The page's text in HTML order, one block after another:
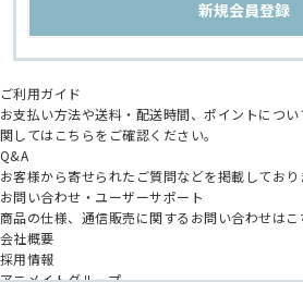
ご利用ガイド
お支払い方法や送料・配送時間、ポイントにつ
関してはこちらをご確認ください。
Q&A
お客様から寄せられたご質問などを掲載しており
お問い合わせ・ユーザーサポート
商品の仕様、通信販売に関するお問い合わせはこ
会社概要
採用情報